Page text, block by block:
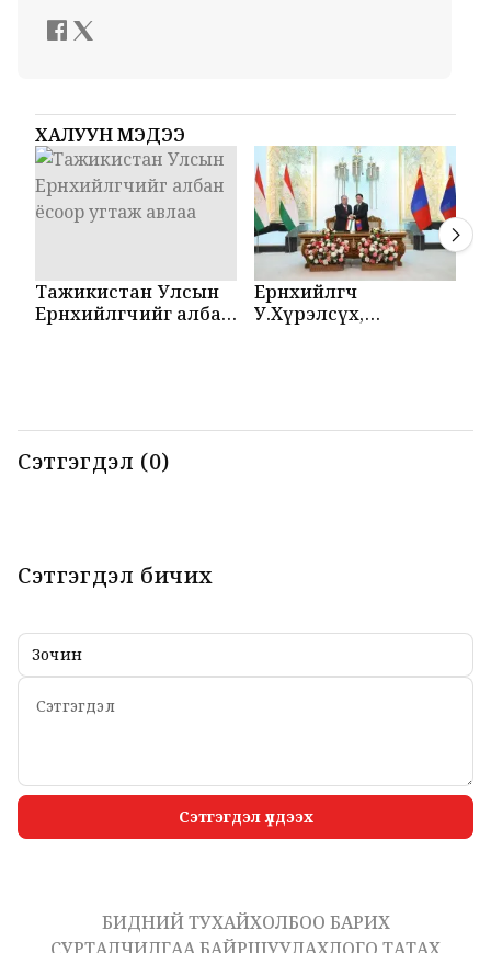
ХАЛУУН МЭДЭЭ
Тажикистан Улсын
Ерөнхийлөгчийг албан
Ерөнхийлөгч
У.Хүрэлсүх,
Сэтгэгдэл (0)
Сэтгэгдэл бичих
Сэтгэгдэл үлдээх
БИДНИЙ ТУХАЙХОЛБОО БАРИХ